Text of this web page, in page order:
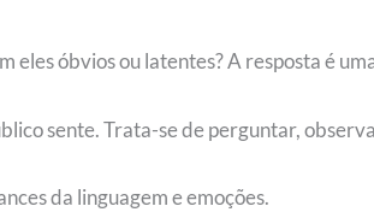
óbvios ou latentes? A resposta é
sente. Trata-se de perguntar,
da linguagem e emoções.